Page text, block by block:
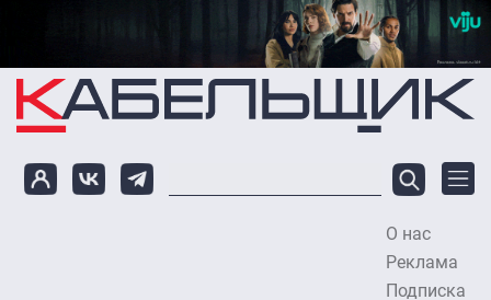
Перейти к основному содержанию
О нас
Реклама
Подписка